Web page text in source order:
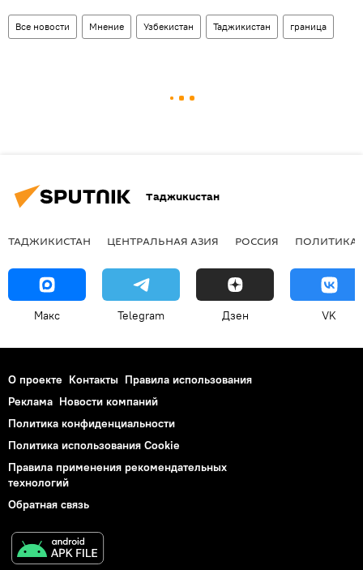
Все новости Мнение Узбекистан Таджикистан граница
Таджикистан
ТАДЖИКИСТАН ЦЕНТРАЛЬНАЯ АЗИЯ РОССИЯ ПОЛИТИКА
Макс Telegram Дзен VK
О проекте Контакты Правила использования
Реклама Новости компаний
Политика конфиденциальности
Политика использования Cookie
Правила применения рекомендательных
технологий
Обратная связь